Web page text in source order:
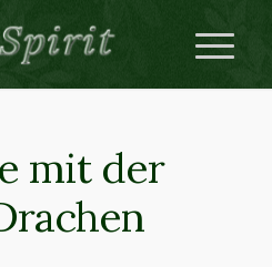
mit der